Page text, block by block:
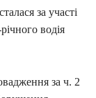
за участі
водія
за ч. 2